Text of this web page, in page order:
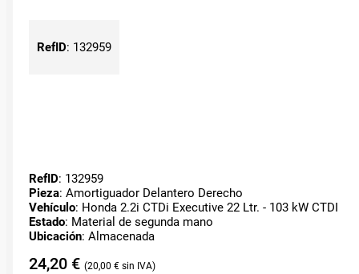
RefID: 132959
RefID: 132959
Pieza: Amortiguador Delantero Derecho
Vehículo: Honda 2.2i CTDi Executive 22 Ltr. - 103 kW CTDI
Estado: Material de segunda mano
Ubicación: Almacenada
24,20 € 20,00 €